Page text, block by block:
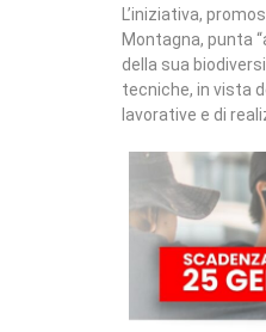
L’iniziativa,
Montagna, punta
della sua
tecniche, in vista
lavorative e di